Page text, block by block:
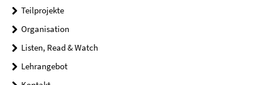
Teilprojekte
Organisation
Listen, Read & Watch
Lehrangebot